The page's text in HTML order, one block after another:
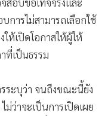
ารไม่สามารถเลือกใช้
ให้เปิดโอกาสให้ผู้ให้
ที่เป็นธรรม
ระบุว่า จนถึงขณะนี้ยัง
ว่าจะเป็นการเปิดเผย